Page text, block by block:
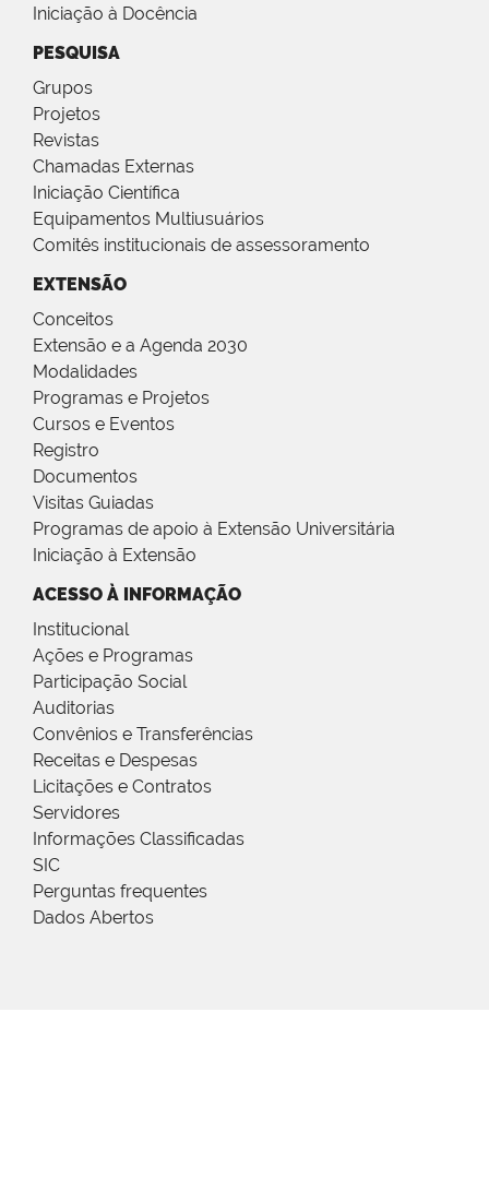
Iniciação à Docência
PESQUISA
Grupos
Projetos
Revistas
Chamadas Externas
Iniciação Científica
Equipamentos Multiusuários
Comitês institucionais de assessoramento
EXTENSÃO
Conceitos
Extensão e a Agenda 2030
Modalidades
Programas e Projetos
Cursos e Eventos
Registro
Documentos
Visitas Guiadas
Programas de apoio à Extensão Universitária
Iniciação à Extensão
ACESSO À INFORMAÇÃO
Institucional
Ações e Programas
Participação Social
Auditorias
Convênios e Transferências
Receitas e Despesas
Licitações e Contratos
Servidores
Informações Classificadas
SIC
Perguntas frequentes
Dados Abertos